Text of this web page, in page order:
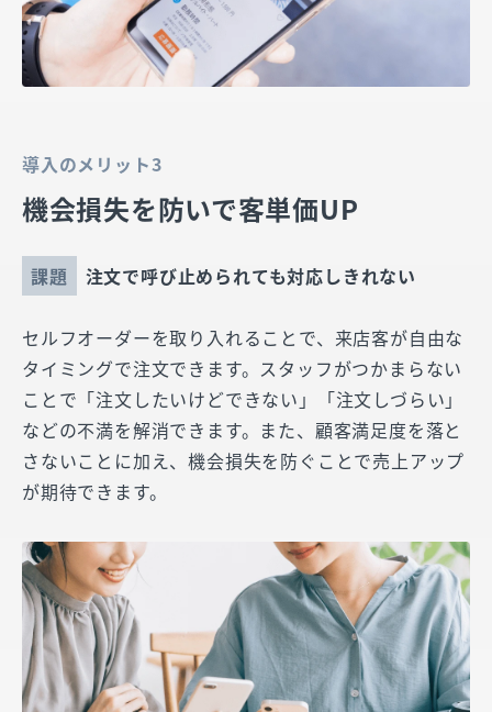
導入のメリット3
機会損失を防いで客単価UP
課題 注文で呼び止められても対応しきれない
セルフオーダーを取り入れることで、来店客が自由な
タイミングで注文できます。スタッフがつかまらない
ことで「注文したいけどできない」「注文しづらい」
などの不満を解消できます。また、顧客満足度を落と
さないことに加え、機会損失を防ぐことで売上アップ
が期待できます。